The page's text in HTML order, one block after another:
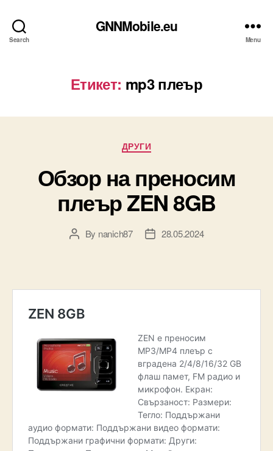
Search
GNNMobile.eu
Menu
Етикет: mp3 плеър
Categories
ДРУГИ
Обзор на преносим
плеър ZEN 8GB
PostBy nanich87
Post28.05.2024